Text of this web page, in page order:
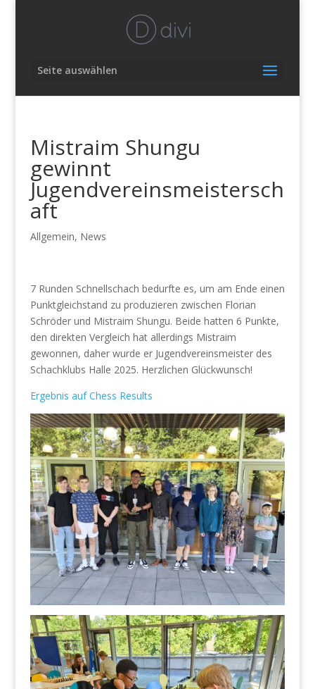
Seite auswählen
Mistraim Shungu
gewinnt
Jugendvereinsmeistersch
aft
Allgemein, News
7 Runden Schnellschach bedurfte es, um am Ende einen
Punktgleichstand zu produzieren zwischen Florian
Schröder und Mistraim Shungu. Beide hatten 6 Punkte,
den direkten Vergleich hat allerdings Mistraim
gewonnen, daher wurde er Jugendvereinsmeister des
Schachklubs Halle 2025. Herzlichen Glückwunsch!
Ergebnis auf Chess Results